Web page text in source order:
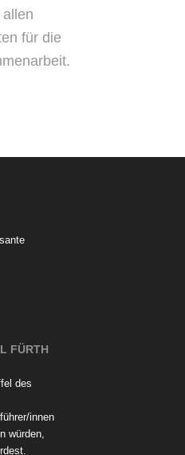
für die
FÜRTH
des
innen
würden,